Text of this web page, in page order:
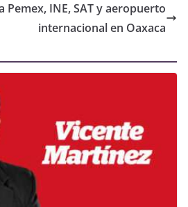
Pemex, INE, SAT y aeropuerto
internacional en Oaxaca